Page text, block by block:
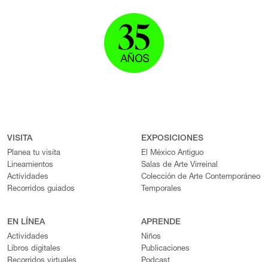
VISITA
Planea tu visita
Lineamientos
Actividades
Recorridos guiados
EXPOSICIONES
El México Antiguo
Salas de Arte Virreinal
Colección de Arte Contemporáneo
Temporales
EN LÍNEA
Actividades
Libros digitales
APRENDE
Niños
Publicaciones